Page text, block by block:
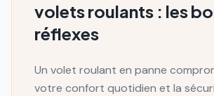
volets roulants : les
réflexes
Un volet roulant en panne
votre confort quotidien et la